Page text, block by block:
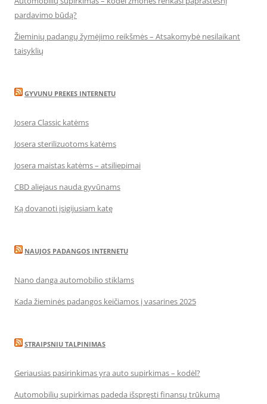
pardavimo būdą?
Žieminių padangų žymėjimo reikšmės – Atsakomybė nesilaikant
taisyklių
GYVUNU PREKES INTERNETU
Josera Classic katėms
Josera sterilizuotoms katėms
Josera maistas katėms – atsiliepimai
CBD aliejaus nauda gyvūnams
Ką dovanoti įsigijusiam katę
NAUJOS PADANGOS INTERNETU
Nano danga automobilio stiklams
Kada žieminės padangos keičiamos į vasarines 2025
STRAIPSNIU TALPINIMAS
Geriausias pasirinkimas yra auto supirkimas – kodėl?
Automobilių supirkimas padeda išspręsti finansų trūkumą